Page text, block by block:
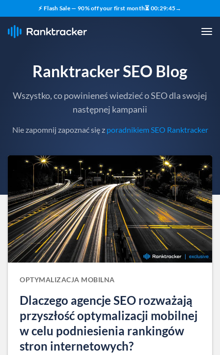
⚡ Flash Sale — 90% off your first month⏳ 00:29:43→
Ranktracker SEO Blog
Wszystko, co powinieneś wiedzieć o SEO dla swojej
następnej kampanii
Nie zapomnij zapoznać się z poradnikiem SEO Ranktracker
OPTYMALIZACJA MOBILNA
Dlaczego agencje SEO rozważają
przyszłość optymalizacji mobilnej
w celu podniesienia rankingów
stron internetowych?